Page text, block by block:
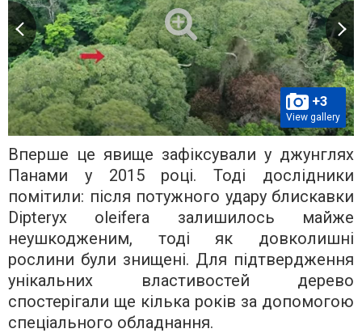
+3
View gallery
Вперше це явище зафіксували у джунглях
Панами у 2015 році. Тоді дослідники
помітили: після потужного удару блискавки
Dipteryx oleifera залишилось майже
неушкодженим, тоді як довколишні
рослини були знищені. Для підтвердження
унікальних властивостей дерево
спостерігали ще кілька років за допомогою
спеціального обладнання.